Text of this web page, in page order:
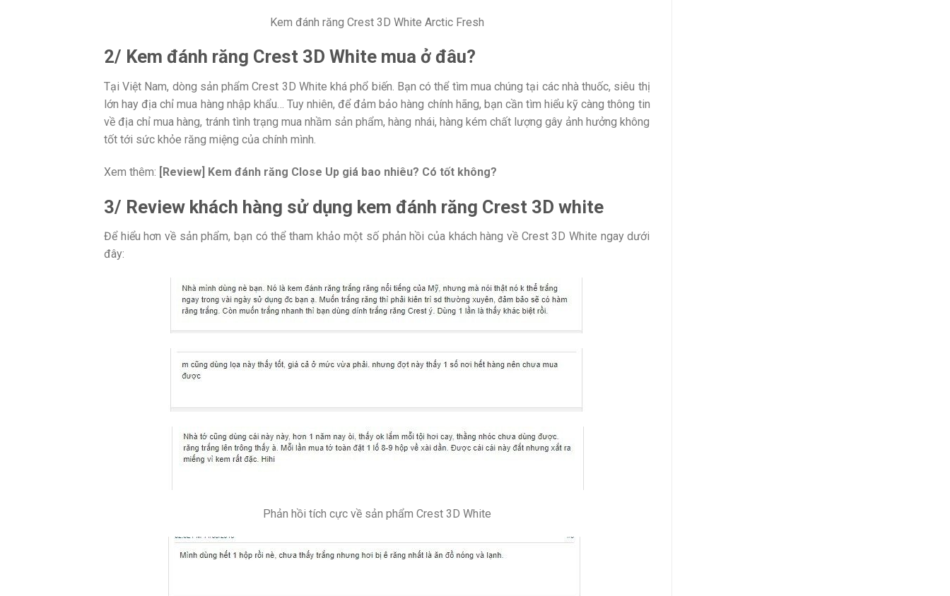
Kem đánh răng Crest 3D White Arctic Fresh
2/ Kem đánh răng Crest 3D White mua ở đâu?
Tại Việt Nam, dòng sản phẩm Crest 3D White khá phổ biến. Bạn có thể tìm mua chúng tại các nhà thuốc, siêu thị
lớn hay địa chỉ mua hàng nhập khẩu… Tuy nhiên, để đảm bảo hàng chính hãng, bạn cần tìm hiểu kỹ càng thông tin
về địa chỉ mua hàng, tránh tình trạng mua nhầm sản phẩm, hàng nhái, hàng kém chất lượng gây ảnh hưởng không
tốt tới sức khỏe răng miệng của chính mình.
Xem thêm: [Review] Kem đánh răng Close Up giá bao nhiêu? Có tốt không?
3/ Review khách hàng sử dụng kem đánh răng Crest 3D white
Để hiểu hơn về sản phẩm, bạn có thể tham khảo một số phản hồi của khách hàng về Crest 3D White ngay dưới
đây:
Phản hồi tích cực về sản phẩm Crest 3D White